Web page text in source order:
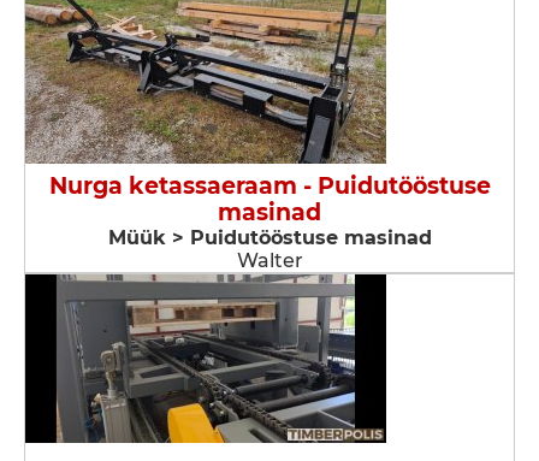
Nurga ketassaeraam - Puidutööstuse
masinad
Müük > Puidutööstuse masinad
Walter